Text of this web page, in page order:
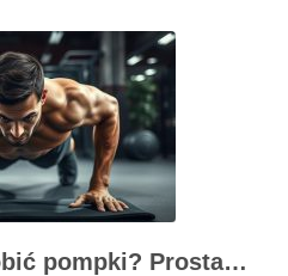
Jak nauczyć się robić pompki? Prosta technika dla początkujących